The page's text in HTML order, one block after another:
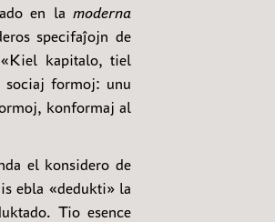
en la moderna
specifaĵojn de
kapitalo, tiel
sociaj formoj: unu
konformaj al
el konsidero de
ebla «dedukti» la
Tio esence